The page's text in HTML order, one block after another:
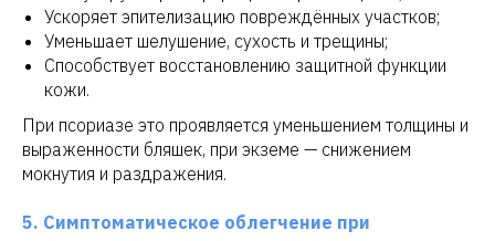
Ускоряет эпителизацию повреждённых участков;
Уменьшает шелушение, сухость и трещины;
Способствует восстановлению защитной функции
кожи.
При псориазе это проявляется уменьшением толщины и
выраженности бляшек, при экземе — снижением
мокнутия и раздражения.
5. Симптоматическое облегчение при